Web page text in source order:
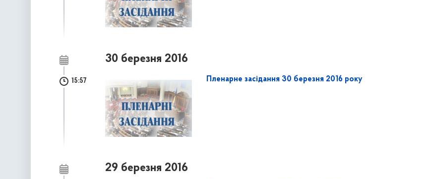
30 березня 2016
15:57 Пленарне засідання 30 березня 2016 року
29 березня 2016